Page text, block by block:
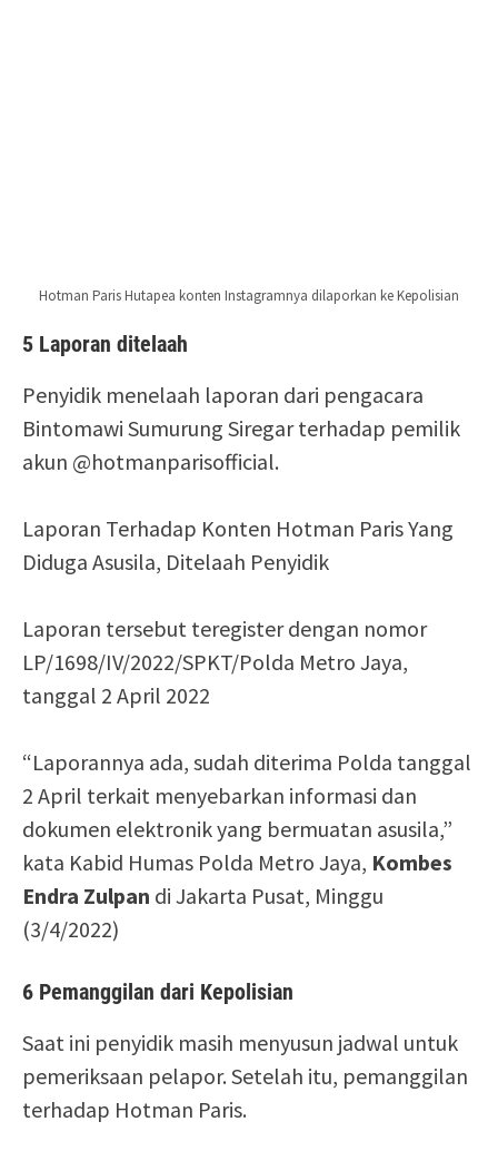
Hotman Paris Hutapea konten Instagramnya dilaporkan ke Kepolisian
5 Laporan ditelaah
Penyidik menelaah laporan dari pengacara
Bintomawi Sumurung Siregar terhadap pemilik
akun @hotmanparisofficial.
Laporan Terhadap Konten Hotman Paris Yang
Diduga Asusila, Ditelaah Penyidik
Laporan tersebut teregister dengan nomor
LP/1698/IV/2022/SPKT/Polda Metro Jaya,
tanggal 2 April 2022
“Laporannya ada, sudah diterima Polda tanggal
2 April terkait menyebarkan informasi dan
dokumen elektronik yang bermuatan asusila,”
kata Kabid Humas Polda Metro Jaya, Kombes
Endra Zulpan di Jakarta Pusat, Minggu
(3/4/2022)
6 Pemanggilan dari Kepolisian
Saat ini penyidik masih menyusun jadwal untuk
pemeriksaan pelapor. Setelah itu, pemanggilan
terhadap Hotman Paris.